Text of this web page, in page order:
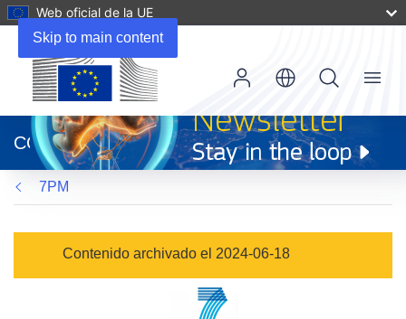
Skip to main content
Web oficial de la UE
abrirá
en
una
nueva
ventana)
CORDIS
Menu
7PM
Contenido archivado el 2024-06-18